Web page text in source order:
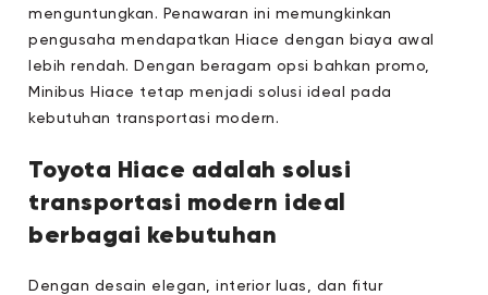
menguntungkan. Penawaran ini memungkinkan
pengusaha mendapatkan Hiace dengan biaya awal
lebih rendah. Dengan beragam opsi bahkan promo,
Minibus Hiace tetap menjadi solusi ideal pada
kebutuhan transportasi modern.
Toyota Hiace adalah solusi
transportasi modern ideal
berbagai kebutuhan
Dengan desain elegan, interior luas, dan fitur